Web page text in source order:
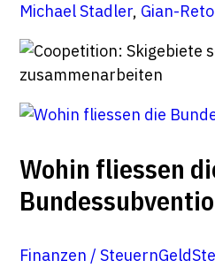
Michael Stadler, Gian-
Wohin fliessen
Finanzen / SteuernGeld